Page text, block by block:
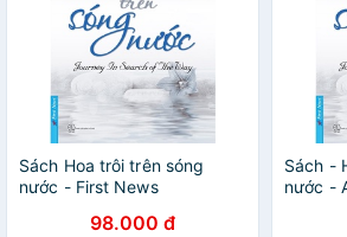
Sách Hoa trôi trên sóng
nước - First News
98.000 đ
Sách -
nước -